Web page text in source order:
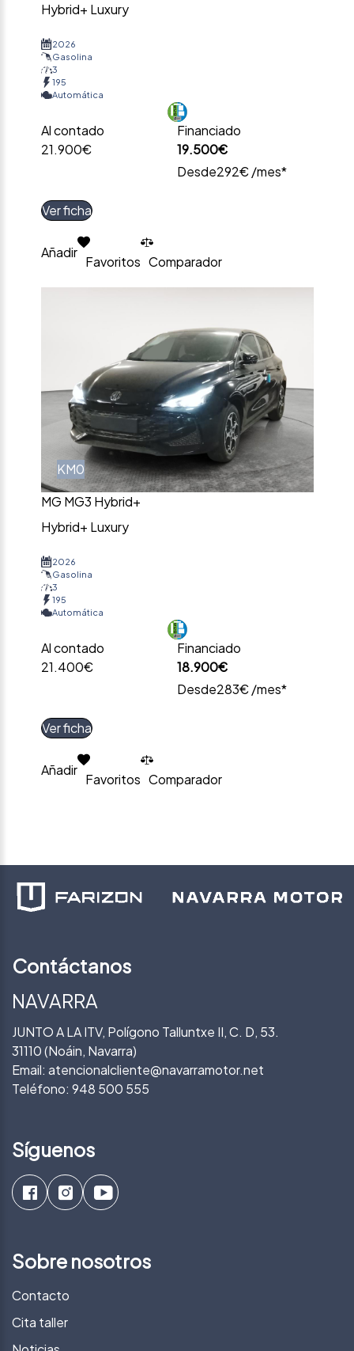
Hybrid+ Luxury
2026
Gasolina
3
195
Automática
Al contado
21.900€
Financiado
19.500€
Desde292€ /mes*
Ver ficha
Añadir
Favoritos Comparador
KM0
MG MG3 Hybrid+
Hybrid+ Luxury
2026
Gasolina
3
195
Automática
Al contado
21.400€
Financiado
18.900€
Desde283€ /mes*
Ver ficha
Añadir
Favoritos Comparador
Contáctanos
NAVARRA
JUNTO A LA ITV, Polígono Talluntxe II, C. D, 53.
31110 (Noáin, Navarra)
Email: atencionalcliente@navarramotor.net
Teléfono: 948 500 555
Síguenos
Sobre nosotros
Contacto
Cita taller